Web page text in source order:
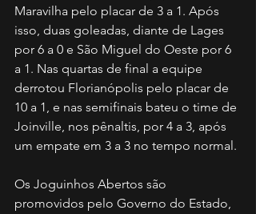
Maravilha pelo placar de 3 a 1. Após
isso, duas goleadas, diante de Lages
por 6 a 0 e São Miguel do Oeste por 6
a 1. Nas quartas de final a equipe
derrotou Florianópolis pelo placar de
10 a 1, e nas semifinais bateu o time de
Joinville, nos pênaltis, por 4 a 3, após
um empate em 3 a 3 no tempo normal.
Os Joguinhos Abertos são
promovidos pelo Governo do Estado,